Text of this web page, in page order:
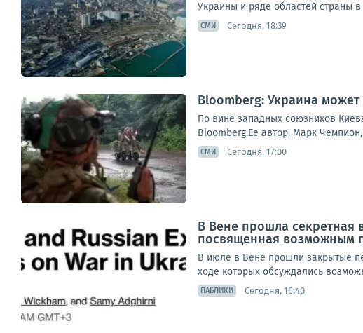
Украины и ряде областей страны
СМИ Сегодня, 18:39
Bloomberg: Украина может
По вине западных союзников
Bloomberg.Ее автор, Марк
СМИ Сегодня, 17:00
В Вене прошла
посвященная возможным
В июле в Вене прошли закрытые
ходе которых обсуждались
ПАБЛИКИ Сегодня, 16:40